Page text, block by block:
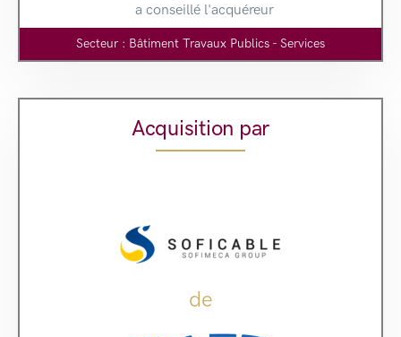
a conseillé l'acquéreur
Secteur : Bâtiment Travaux Publics - Services
Acquisition par
de